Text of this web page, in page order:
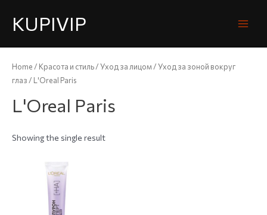
KUPIVIP
Home / Красота и стиль/Уход за лицом/Уход за зоной вокруг
глаз / L'Oreal Paris
L'Oreal Paris
Showing the single result